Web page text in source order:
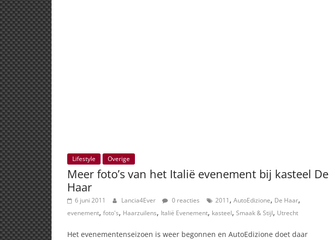
Lifestyle Overige
Meer foto’s van het Italië evenement bij kasteel De
Haar
6 juni 2011 Lancia4Ever 0 reacties 2011, AutoEdizione, De Haar,
evenement, foto's, Haarzuilens, Italië Evenement, kasteel, Smaak & Stijl, Utrecht
Het evenementenseizoen is weer begonnen en AutoEdizione doet daar